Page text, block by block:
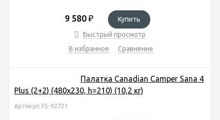
9 580 ₽
Купить
Быстрый просмотр
В избранное
Сравнение
Палатка Canadian Camper Sana 4
Plus (2+2) (480x230, h=210) (10,2 кг)
Артикул: FS-92721